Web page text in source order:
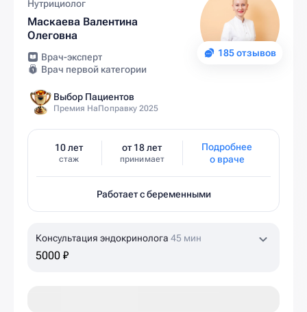
185 отзывов
Нутрициолог
Маскаева Валентина
Олеговна
Врач-эксперт
Врач первой категории
Выбор Пациентов
Премия НаПоправку 2025
10 лет
стаж
от 18 лет
принимает
Подробнее
о враче
Работает с беременными
Консультация эндокринолога 45 мин
5000 ₽